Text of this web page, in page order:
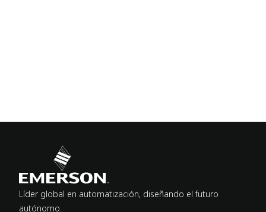
Líder global en automatización, diseñando el futuro
autónomo.